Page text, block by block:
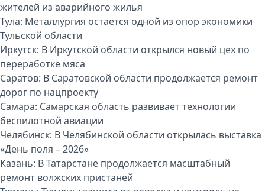
жителей из аварийного жилья
Тула: Металлургия остается одной из опор экономики
Тульской области
Иркутск: В Иркутской области открылся новый цех по
переработке мяса
Саратов: В Саратовской области продолжается ремонт
дорог по нацпроекту
Самара: Самарская область развивает технологии
беспилотной авиации
Челябинск: В Челябинской области открылась выставка
«День поля – 2026»
Казань: В Татарстане продолжается масштабный
ремонт волжских пристаней